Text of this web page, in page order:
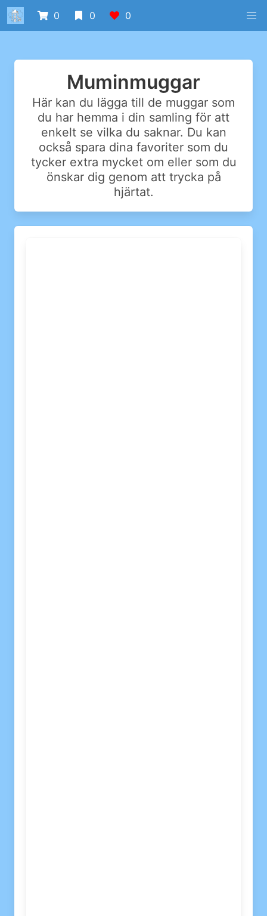
0 0 0
Muminmuggar
Här kan du lägga till de muggar som
du har hemma i din samling för att
enkelt se vilka du saknar. Du kan
också spara dina favoriter som du
tycker extra mycket om eller som du
önskar dig genom att trycka på
hjärtat.